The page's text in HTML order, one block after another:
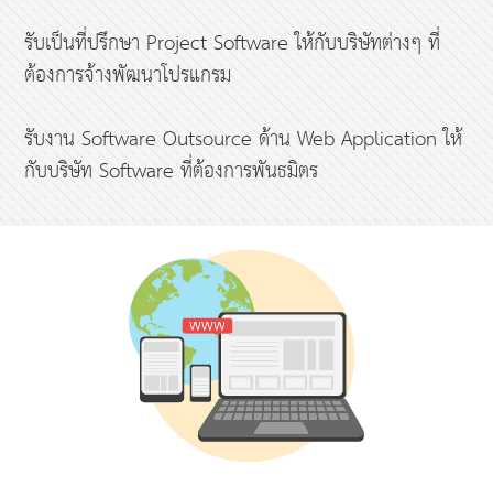
รับเป็นที่ปรึกษา Project Software ให้กับบริษัทต่างๆ ที่
ต้องการจ้างพัฒนาโปรแกรม
รับงาน Software Outsource ด้าน Web Application ให้
กับบริษัท Software ที่ต้องการพันธมิตร